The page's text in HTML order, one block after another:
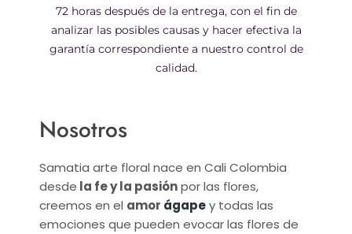
72 horas después de la entrega, con el fin de
analizar las posibles causas y hacer efectiva la
garantía correspondiente a nuestro control de
calidad.
Nosotros
Samatia arte floral nace en Cali Colombia
desde la fe y la pasiónpor las flores,
creemos en el amor ágapey todas las
emociones que pueden evocar las flores de